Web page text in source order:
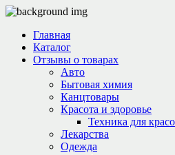
Главная
Каталог
Отзывы о товарах
Авто
Бытовая химия
Канцтовары
Красота и здоровье
Техника для
Лекарства
Одежда